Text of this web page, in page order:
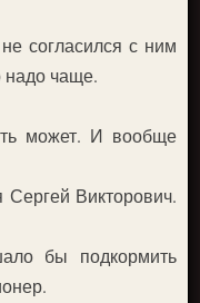
согласился с ним
надо чаще.
может. И вообще
Викторович.
бы подкормить